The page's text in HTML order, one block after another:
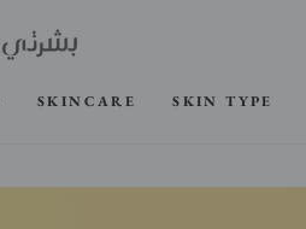
SKINCARE SKIN TYPE